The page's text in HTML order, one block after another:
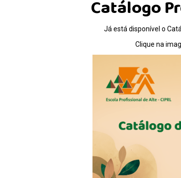
Catálogo
Já está disponível o
Clique na